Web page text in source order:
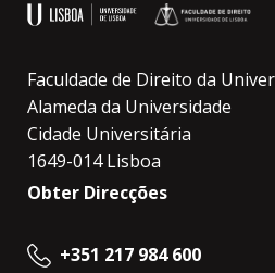
Faculdade de Direito da
Alameda da Universidade
Cidade Universitária
1649-014 Lisboa
Obter Direcções
+351 217 984 600